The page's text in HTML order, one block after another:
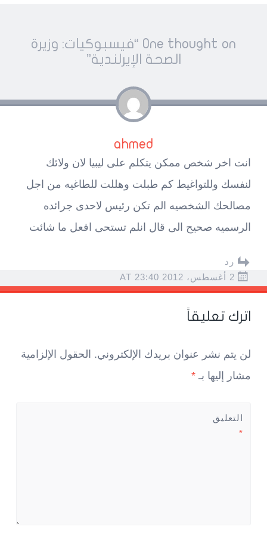
Post
navigation
One thought on “
فيسبوكيات: وزيرة
الصحة الإيرلندية”
ahmed
انت اخر شخص ممكن يتكلم على ليبيا لان ولائك
لنفسك وللتواغيط كم طبلت وهللت للطاغيه من اجل
مصالحك الشخصيه الم تكن رئيس لاحدى جرائده
الرسميه صحيح الى قال انلم تستحى افعل ما شائت
رد
2 أغسطس، 2012 AT 23:40
اترك تعليقاً
لن يتم نشر عنوان بريدك الإلكتروني. الحقول الإلزامية
مشار إليها بـ *
التعليق
*